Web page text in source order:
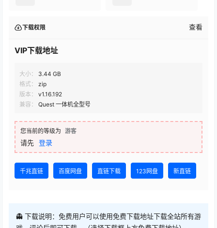
下载权限 查看
VIP下载地址
大小：
3.44 GB
格式：
zip
版本：
v1.16.192
兼容：
Quest 一体机全型号
您当前的等级为 游客
请先 登录
千兆直链 百度网盘 直链下载 123网盘 新直链
👻 下载说明：免费用户可以使用免费下载地址下载全站所有游